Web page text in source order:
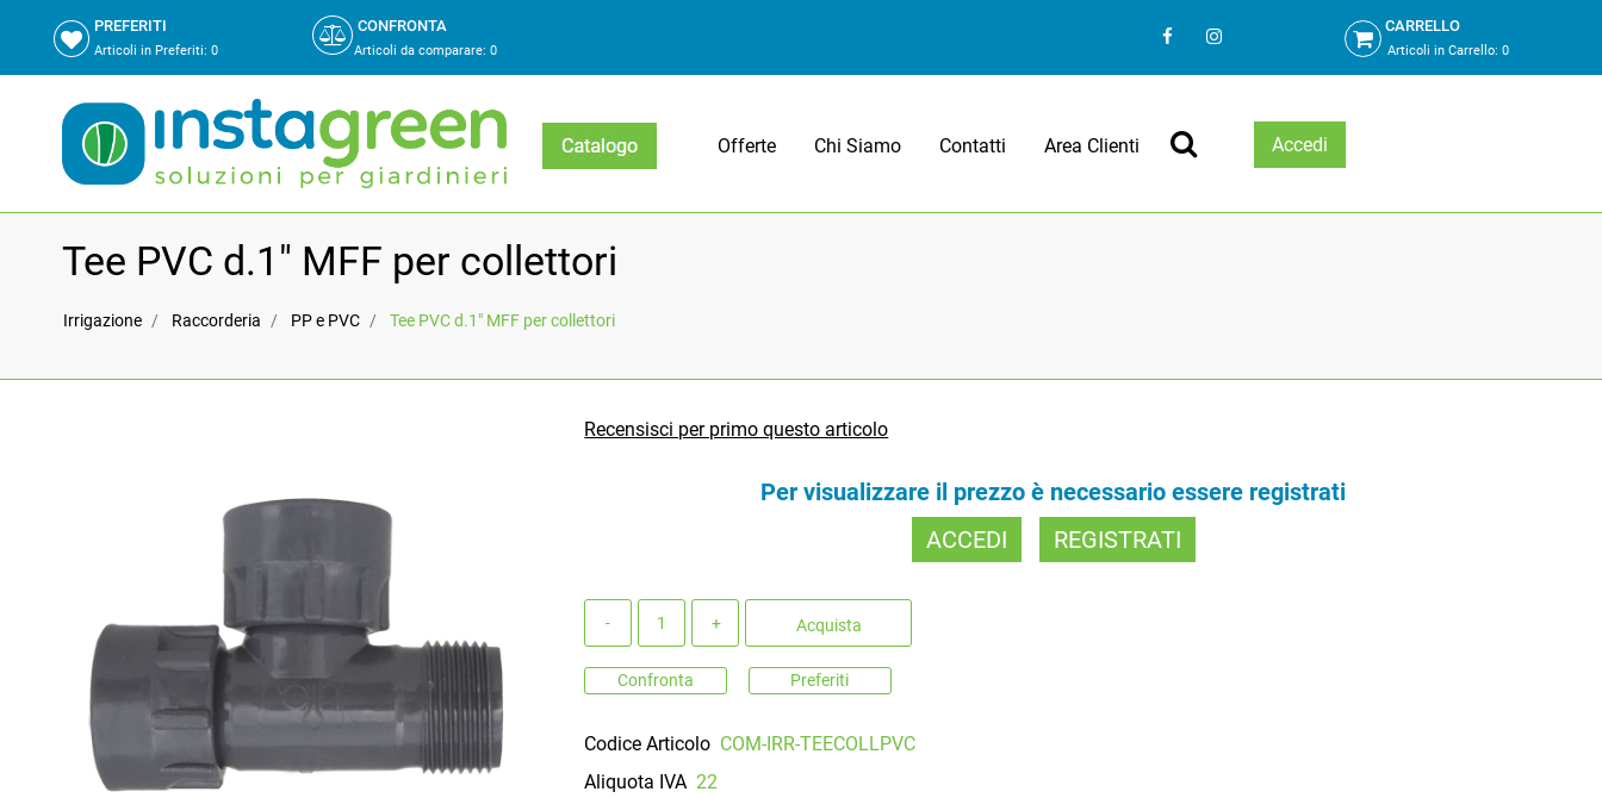
PREFERITI
Articoli in Preferiti: 0
CONFRONTA
Articoli da comparare: 0
CARRELLO
Articoli in Carrello:0
Offerte Chi Siamo Contatti Area Clienti Accedi
Tee PVC d.1" MFF per collettori
Irrigazione Raccorderia PP e PVC Tee PVC d.1" MFF per collettori
Recensisci per primo questo articolo
Per visualizzare il prezzo è necessario essere registrati
ACCEDI
REGISTRATI
Acquista
Confronta Preferiti
Codice Articolo COM-IRR-TEECOLLPVC
Aliquota IVA 22